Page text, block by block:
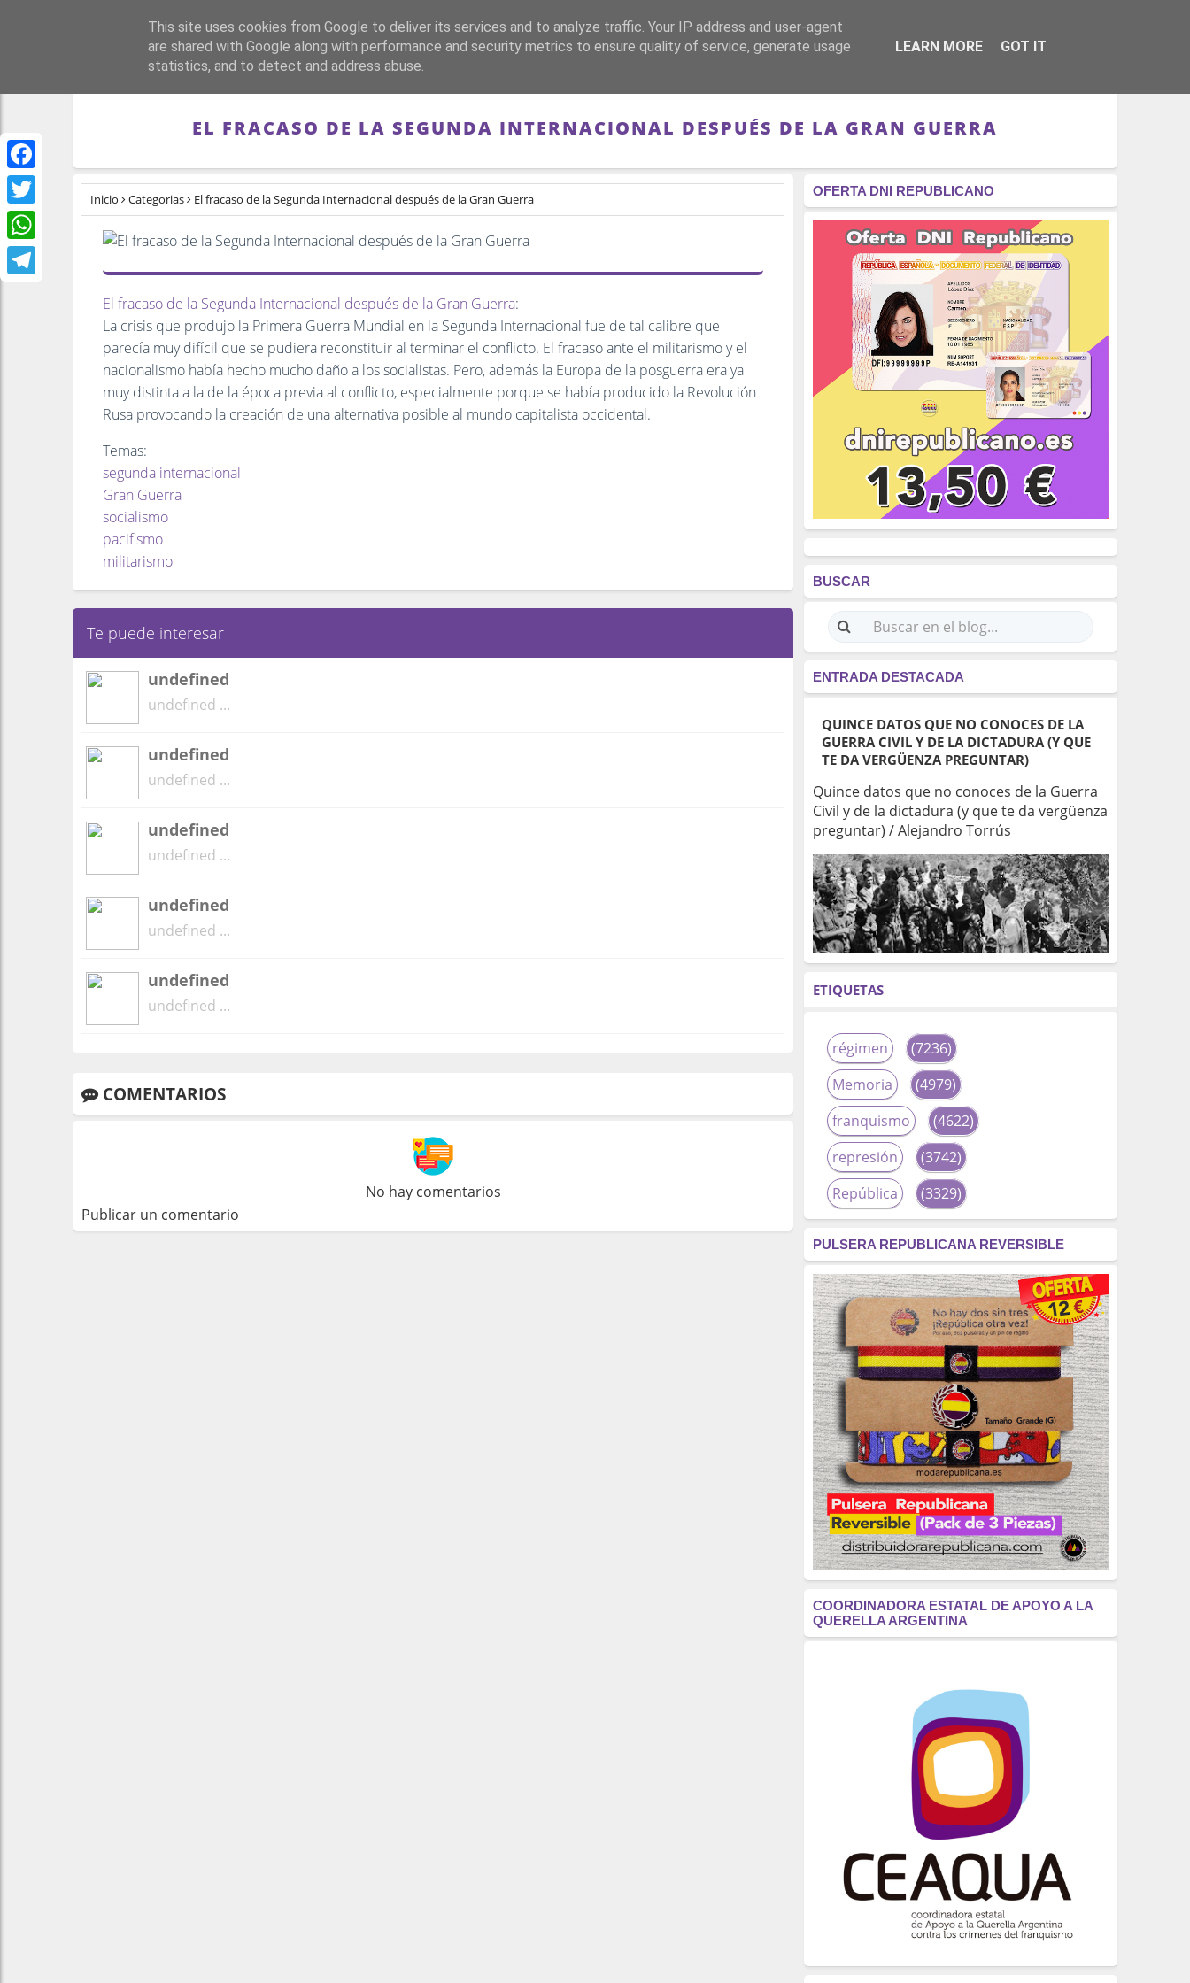
Facebook
Twitter
WhatsApp
PORTADA REPÚBLICA FRANQUISMO GUERRA DE ESPAÑA MEMORIA RÉGIMEN - MONARQUÍA
EL FRACASO DE LA SEGUNDA INTERNACIONAL DESPUÉS DE LA GRAN GUERRA
Inicio Categorias El fracaso de la Segunda Internacional después de la Gran Guerra
El fracaso de la Segunda Internacional después de la Gran Guerra:
La crisis que produjo la Primera Guerra Mundial en la Segunda Internacional fue de tal calibre que
parecía muy difícil que se pudiera reconstituir al terminar el conflicto. El fracaso ante el militarismo y el
nacionalismo había hecho mucho daño a los socialistas. Pero, además la Europa de la posguerra era ya
muy distinta a la de la época previa al conflicto, especialmente porque se había producido la Revolución
Rusa provocando la creación de una alternativa posible al mundo capitalista occidental.
Temas:
segunda internacional
Gran Guerra
socialismo
pacifismo
militarismo
Te puede interesar
undefined
undefined ...
undefined
undefined ...
undefined
undefined ...
undefined
undefined ...
undefined
undefined ...
COMENTARIOS
No hay comentarios
Publicar un comentario
OFERTA DNI REPUBLICANO
BUSCAR
ENTRADA DESTACADA
QUINCE DATOS QUE NO CONOCES DE LA
GUERRA CIVIL Y DE LA DICTADURA (Y QUE
TE DA VERGÜENZA PREGUNTAR)
Quince datos que no conoces de la Guerra
Civil y de la dictadura (y que te da vergüenza
preguntar) / Alejandro Torrús
ETIQUETAS
régimen
(7236)
Memoria
(4979)
franquismo
(4622)
represión
(3742)
República
(3329)
fascismo
(2677)
tardofranquismo
(2320)
Actualidad
(2319)
monarquía
(2253)
borbones
(2176)
Cultura
(2163)
Guerra
(1674)
genocidio
(1234)
mujer
(1070)
Eventos
(914)
Crímenes del franquismo
(721)
(699)
(607)
neofranquismo
(567)
Justicia Universal
Derechos Humanos
(522)
Nacionalcatolicismo
(514)
PULSERA REPUBLICANA REVERSIBLE
COORDINADORA ESTATAL DE APOYO A LA
QUERELLA ARGENTINA
This site uses cookies from Google to deliver its services and to analyze traffic. Your IP address and user-agent
are shared with Google along with performance and security metrics to ensure quality of service, generate usage
statistics, and to detect and address abuse.
LEARN MORE GOT IT